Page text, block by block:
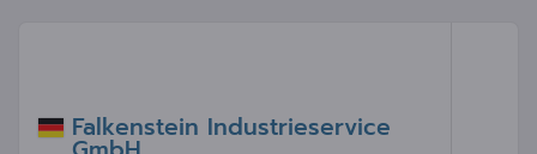
Falkenstein Industrieservice